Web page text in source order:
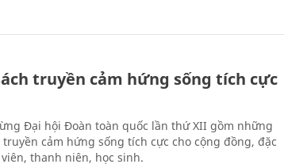
truyền cảm hứng sống tích cực
Đại hội Đoàn toàn quốc lần thứ XII gồm những
cảm hứng sống tích cực cho cộng đồng, đặc
thanh niên, học sinh.